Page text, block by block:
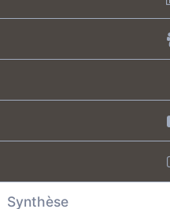
Synthèse